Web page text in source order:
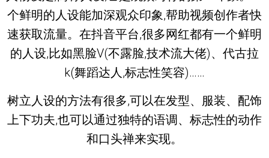
个鲜明的人设能加深观众印象,帮助视频创作者快
速获取流量。在抖音平台,很多网红都有一个鲜明
的人设,比如黑脸V(不露脸,技术流大佬)、代古拉
k(舞蹈达人,标志性笑容)……
树立人设的方法有很多,可以在发型、服装、配饰
上下功夫,也可以通过独特的语调、标志性的动作
和口头禅来实现。